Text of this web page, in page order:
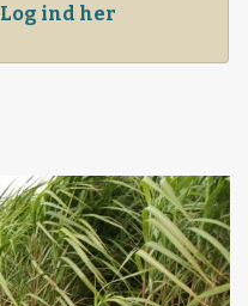
Log ind her